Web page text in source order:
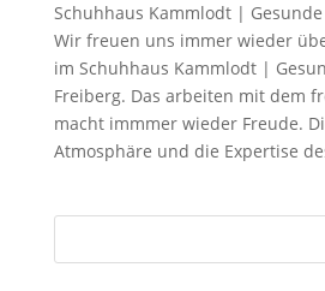
Schuhhaus Kammlodt |
Wir freuen uns immer wieder
im Schuhhaus Kammlodt |
Freiberg. Das arbeiten mit dem
macht immmer wieder Freude.
Atmosphäre und die Expertise